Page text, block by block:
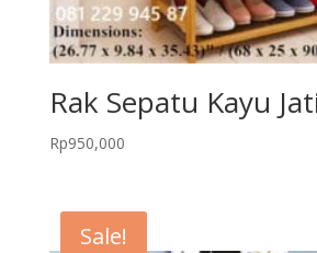
Rak Sepatu Kayu
Rp950,000
Sale!